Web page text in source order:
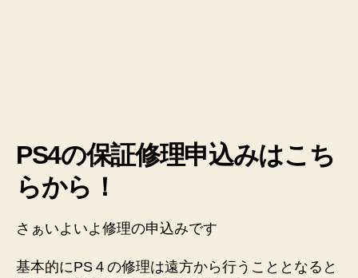
PS4の保証修理申込みはこち
らから！
さぁいよいよ修理の申込みです
基本的にPS４の修理は遠方から行うこととなると